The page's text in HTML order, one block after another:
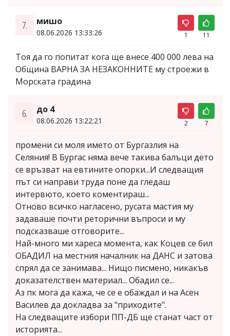
7. мишо
08.06.2026 13:33:26 1 11
Тоя да го попитат кога ще внесе 400 000 лева на
Община ВАРНА ЗА НЕЗАКОННИТЕ му строежи в
Морската градина
6. до 4
08.06.2026 13:22:21 2 7
промени си моля името от Бургазлия на
Селяния! В Бургас няма вече такива балъци дето
се връзват на евтините опорки...И следващия
път си направи труда поне да гледаш
интервюто, което коментираш...
Отново всичко нагласено, русата мастия му
задаваше почти реторични въпроси и му
подсказваше отговорите...
Най-много ми хареса момента, как Коцев се бил
ОБАДИЛ на местния началник на ДАНС и затова
спрял да се занимава... Нищо писмено, никакъв
доказателствен материал... Обадил се...
Аз пк мога да кажа, че се е обаждал и на Асен
Василев да докладва за "приходите".
На следващите избори ПП-ДБ ще станат част от
историята...